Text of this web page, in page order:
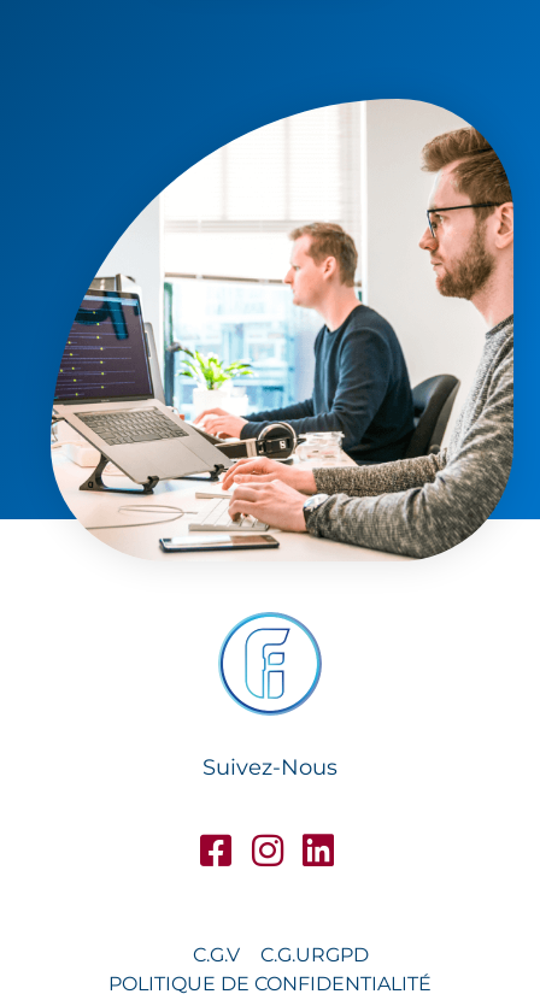
Suivez-Nous
C.G.V C.G.URGPD
POLITIQUE DE CONFIDENTIALITÉ